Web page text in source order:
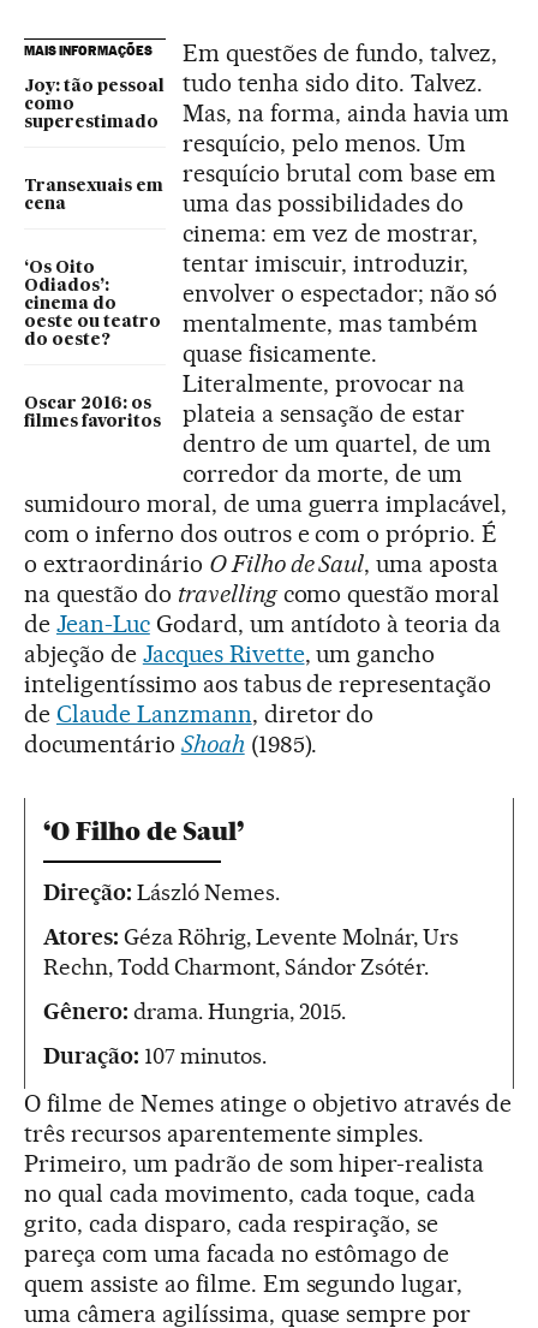
MAIS INFORMAÇÕES
Joy: tão pessoal
como
superestimado
Transexuais em
cena
‘Os Oito
Odiados’:
cinema do
oeste ou teatro
do oeste?
Oscar 2016: os
filmes favoritos
Em questões de fundo, talvez,
tudo tenha sido dito. Talvez.
Mas, na forma, ainda havia um
resquício, pelo menos. Um
resquício brutal com base em
uma das possibilidades do
cinema: em vez de mostrar,
tentar imiscuir, introduzir,
envolver o espectador; não só
mentalmente, mas também
quase fisicamente.
Literalmente, provocar na
plateia a sensação de estar
dentro de um quartel, de um
corredor da morte, de um
sumidouro moral, de uma guerra implacável,
com o inferno dos outros e com o próprio. É
o extraordinário O Filho de Saul, uma aposta
na questão do travellingcomo questão moral
de Jean-LucGodard, um antídoto à teoria da
abjeção de Jacques Rivette, um gancho
inteligentíssimo aos tabus de representação
de Claude Lanzmann, diretor do
documentário Shoah(1985).
‘O Filho de Saul’
Direção: László Nemes.
Atores: Géza Röhrig, Levente Molnár, Urs
Rechn, Todd Charmont, Sándor Zsótér.
Gênero: drama. Hungria, 2015.
Duração: 107 minutos.
O filme de Nemes atinge o objetivo através de
três recursos aparentemente simples.
Primeiro, um padrão de som hiper-realista
no qual cada movimento, cada toque, cada
grito, cada disparo, cada respiração, se
pareça com uma facada no estômago de
quem assiste ao filme. Em segundo lugar,
uma câmera agilíssima, quase sempre por